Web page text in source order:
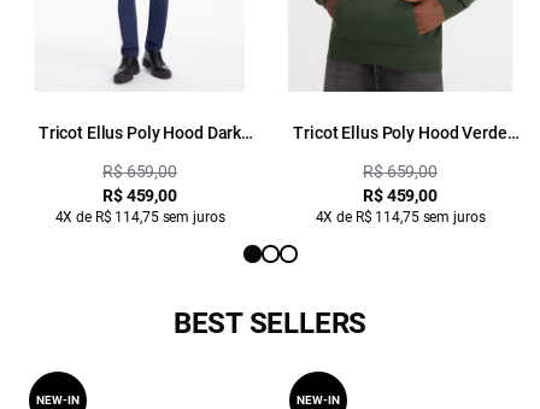
Tricot Ellus Poly Hood Dark
R$ 659,00
R$ 459,00
4X de R$ 114,75 sem juros
Tricot Ellus Poly Hood Verde
R$ 659,00
R$ 459,00
4X de R$ 114,75 sem juros
BEST SELLERS
NEW-IN NEW-IN